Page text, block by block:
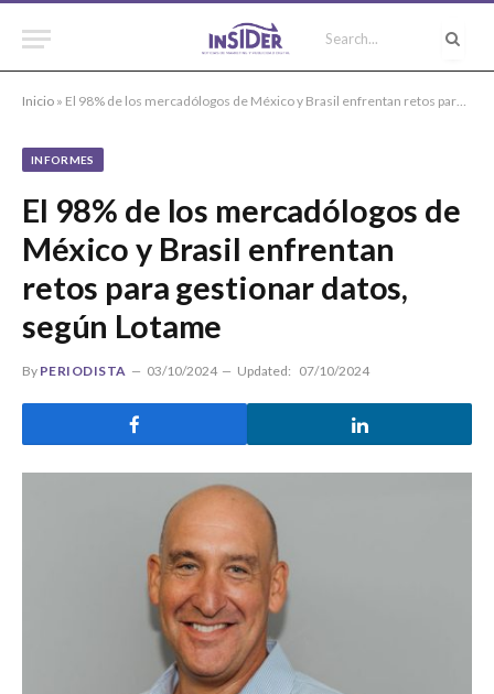
Inicio » El 98% de los mercadólogos de México y Brasil enfrentan retos para gestionar datos, según Lotame
INFORMES
El 98% de los mercadólogos de
México y Brasil enfrentan
retos para gestionar datos,
según Lotame
By PERIODISTA 03/10/2024 Updated: 07/10/2024